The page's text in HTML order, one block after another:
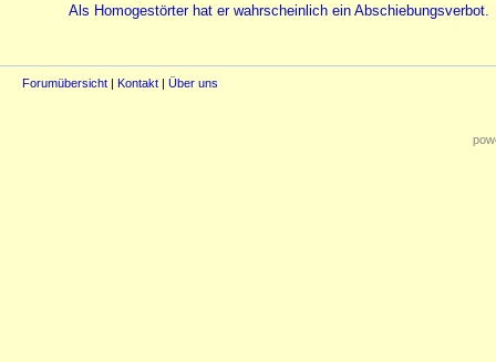
Als Homogestörter hat er wahrscheinlich ein Abschiebungsverbot.
Forumübersicht | Kontakt | Über uns